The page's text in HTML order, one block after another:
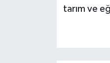
tarım ve